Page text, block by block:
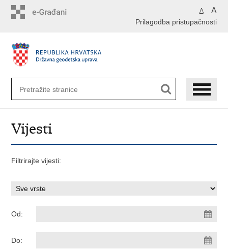
A A
Prilagodba pristupačnosti
Vijesti
Filtrirajte vijesti:
Od:
Do: